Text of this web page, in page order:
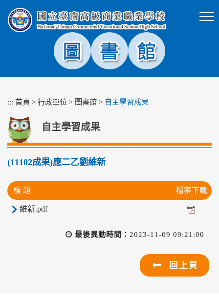
塊
::: 首頁 > 行政單位 > 圖書館 > 自主學習成果
自主學習成果
(11102成果)應二乙劉維新
標 題 檔案下載
維新.pdf
最後異動時間： 2023-11-09 09:21:00
回上頁